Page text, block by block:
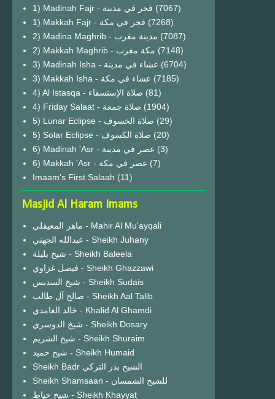
1) Madinah Fajr - فجر في مدينة (7067)
1) Makkah Fajr - فجر في مكة (7268)
2) Madina Maghrib - مدينة مغرب (7087)
2) Makkah Maghrib - مكة مغرب (7148)
3) Madinah Isha - عشاء في مدينة (6704)
3) Makkah Isha - عشاء في مكة (7185)
4) Al Istasqa - صلاة الإستسقاء (81)
4) Friday Salaat - صلاة جمعة (1904)
5) Lunar Eclipse - صلاة الخسوف (29)
(20)
6) Madinah 'Asr - عصر في مدينة (3)
6) Makkah 'Asr - عصر في مكة (7)
Imaam's First Salaah (11)
Masjid Al Haram Imams
ماهر المعيقلي - Mahir Al Mu'ayqali
عبدالله الجهني - Sheikh Juhany
شيخ بليلة - Sheikh Baleela
فيصل غزاوي - Sheikh Ghazzawi
شيخ السديس - Sheikh Sudais
صالح آل طالب - Sheikh Aal Talib
خالد الغامدي - Khalid Al Ghamdi
شيخ الدوسري - Sheikh Dosary
شيخ الشريم - Sheikh Shuraim
شيخ حميد - Sheikh Humaid
Sheikh Badr الشيخ بدر التركي
Sheikh Shamsaan - للشيخ الشمسان
شيخ خياط - Sheikh Khayyat